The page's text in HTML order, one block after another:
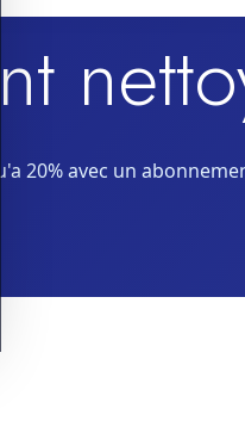
20% avec un